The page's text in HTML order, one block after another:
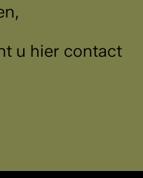
u hier contact